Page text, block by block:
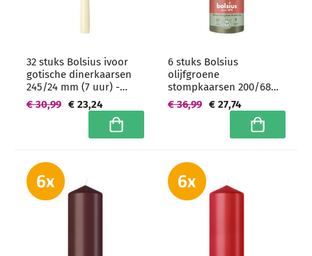
32 stuks Bolsius ivoor
gotische dinerkaarsen
245/24 mm (7 uur) -
grootverpakking
€ 23,24
€ 30,99
In winkelwagen
6 stuks Bolsius
olijfgroene
stompkaarsen 200/68
mm (75 uur) -
grootverpakking
€ 27,74
€ 36,99
In